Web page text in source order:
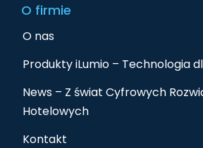
O firmie
O nas
Produkty iLumio – Technologia
News – Z świat Cyfrowych
Hotelowych
Kontakt